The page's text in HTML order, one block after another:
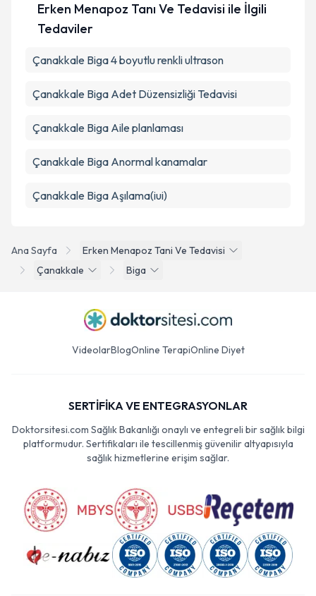
Ana Sayfa
Erken Menapoz Tani Ve Tedavisi
Çanakkale
Biga
Erken Menapoz Tanı Ve Tedavisi ile İlgili
Tedaviler
Çanakkale Biga 4 boyutlu renkli ultrason
Çanakkale Biga Adet Düzensizliği Tedavisi
Çanakkale Biga Aile planlaması
Çanakkale Biga Anormal kanamalar
Çanakkale Biga Aşılama(iui)
VideolarBlogOnline TerapiOnline Diyet
SERTİFİKA VE ENTEGRASYONLAR
Doktorsitesi.com Sağlık Bakanlığı onaylı ve entegreli bir sağlık bilgi
platformudur. Sertifikaları ile tescillenmiş güvenilir altyapısıyla
sağlık hizmetlerine erişim sağlar.